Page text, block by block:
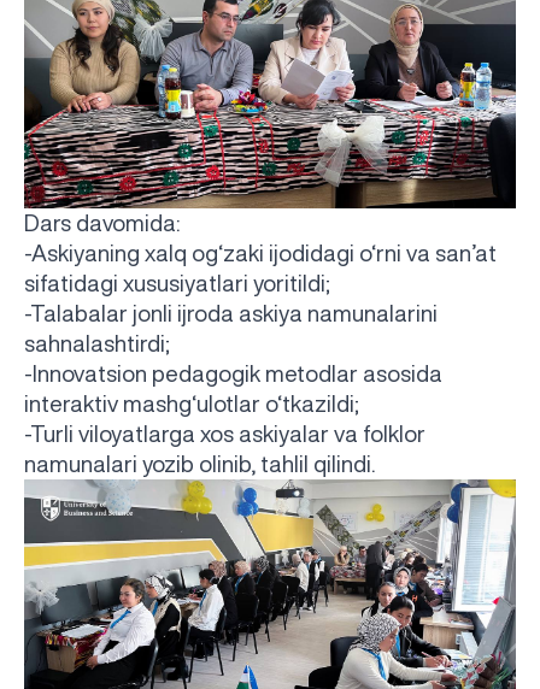
Dars davomida:
-Askiyaning xalq og‘zaki ijodidagi o‘rni va san’at
sifatidagi xususiyatlari yoritildi;
-Talabalar jonli ijroda askiya namunalarini
sahnalashtirdi;
-Innovatsion pedagogik metodlar asosida
interaktiv mashg‘ulotlar o‘tkazildi;
-Turli viloyatlarga xos askiyalar va folklor
namunalari yozib olinib, tahlil qilindi.